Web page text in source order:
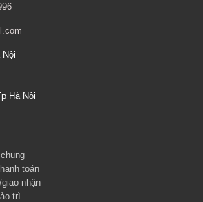
Nội
Hà Nội
toán
nhận
trì